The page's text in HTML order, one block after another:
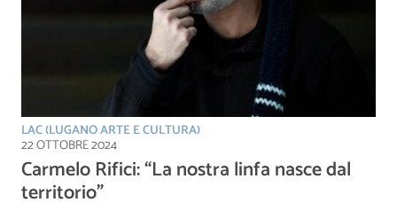
LAC (LUGANO ARTE E CULTURA)
22 OTTOBRE 2024
Carmelo Rifici: “La nostra linfa nasce dal
territorio”